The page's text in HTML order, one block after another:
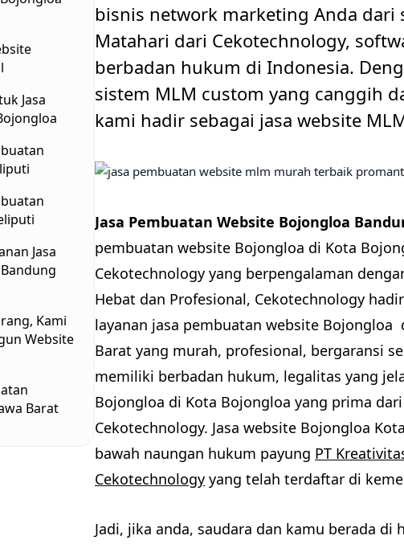
Jasa
Jasa
Kami
Website
Barat
bisnis network marketing Anda dari
Matahari dari Cekotechnology,
berbadan hukum di Indonesia.
sistem MLM custom yang canggih
kami hadir sebagai jasa website
Jasa Pembuatan Website Bojongloa
pembuatan website Bojongloa di Kota
Cekotechnology yang berpengalaman
Hebat dan Profesional, Cekotechnology
layanan jasa pembuatan website Bojongloa
Barat yang murah, profesional, bergaransi
memiliki berbadan hukum, legalitas yang
Bojongloa di Kota Bojongloa yang prima
Cekotechnology. Jasa website Bojongloa
bawah naungan hukum payung PT
Cekotechnology yang telah terdaftar di
Jadi, jika anda, saudara dan kamu berada di